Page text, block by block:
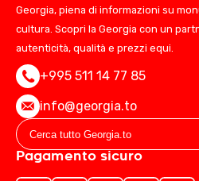
Georgia, piena di informazioni su
cultura. Scopri la Georgia con un
autenticità, qualità e prezzi equi.
+995 511 14 77 85
info@georgia.to
Pagamento sicuro